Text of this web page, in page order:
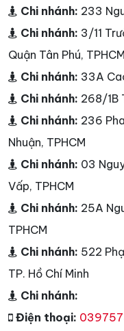
Chi nhánh: 233
Chi nhánh: 3/11
Quận Tân Phú, TPHCM
Chi nhánh: 33A
Chi nhánh: 268/1B
Chi nhánh: 236
Nhuận, TPHCM
Chi nhánh: 03
Vấp, TPHCM
Chi nhánh: 25A
TPHCM
Chi nhánh: 522
TP. Hồ Chí Minh
Chi nhánh:
Điện thoại: